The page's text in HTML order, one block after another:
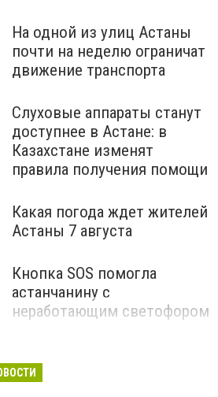
На одной из улиц Астаны
почти на неделю ограничат
движение транспорта
Слуховые аппараты станут
доступнее в Астане: в
Казахстане изменят
правила получения помощи
Какая погода ждет жителей
Астаны 7 августа
Кнопка SOS помогла
астанчанину с
неработающим светофором